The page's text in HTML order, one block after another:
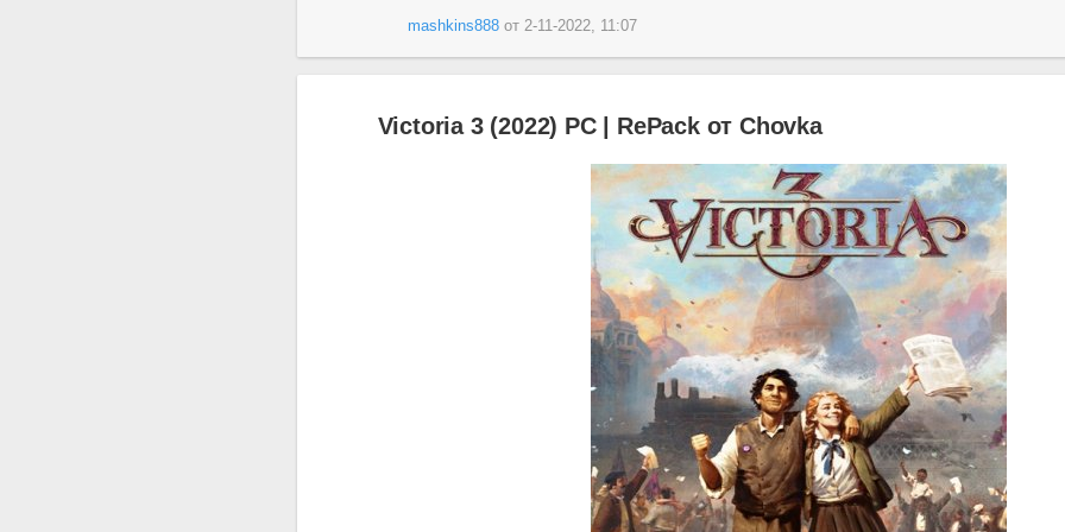
mashkins888от 2-11-2022, 11:07
Victoria 3 (2022) PC | RePack от Chovka